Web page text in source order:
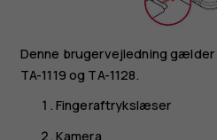
Denne brugervejledning
TA-1119 og TA-1128.
Fingeraftrykslæser
Kamera